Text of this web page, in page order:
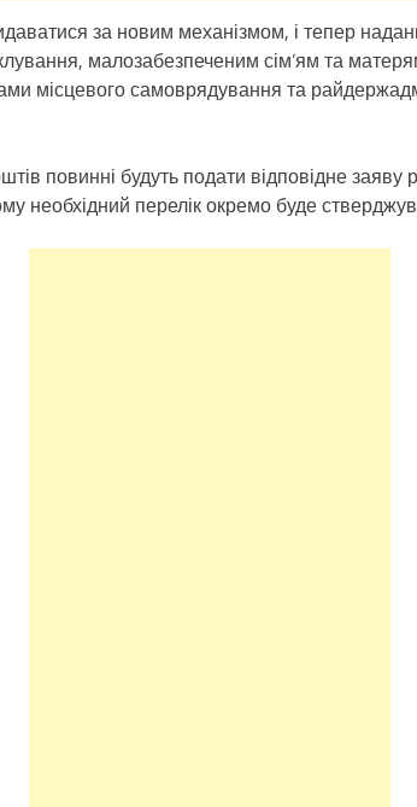
за новим механізмом, і тепер
малозабезпеченим сім’ям та
місцевого самоврядування та
повинні будуть подати відповідне заяву
необхідний перелік окремо буде